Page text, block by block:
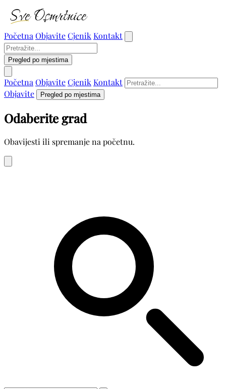
Početna ObjaviteCjenik Kontakt
Pregled po mjestima
Početna ObjaviteCjenik Kontakt
Objavite
Pregled po mjestima
Odaberite grad
Obavijesti ili spremanje na početnu.